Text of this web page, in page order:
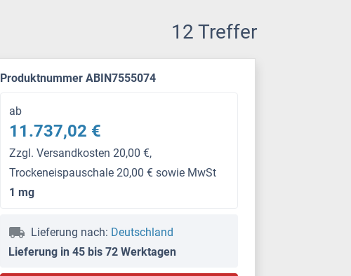
12 Treffer
Produktnummer ABIN7555074
ab
11.737,02 €
Zzgl. Versandkosten 20,00 €,
Trockeneispauschale 20,00 € sowie MwSt
1 mg
Lieferung nach: Deutschland
Lieferung in 45 bis 72 Werktagen